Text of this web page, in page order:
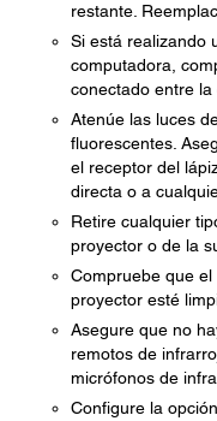
restante.
Si está realizando
computadora,
conectado entre la
Atenúe las luces
fluorescentes.
el receptor del
directa o a
Retire cualquier
proyector o de la
Compruebe que
proyector esté
Asegure que no
remotos de
micrófonos de
Configure la opción